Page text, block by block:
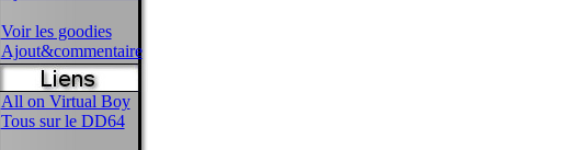
Voir les goodies
Ajout&commentaire
All on Virtual Boy
Tous sur le DD64